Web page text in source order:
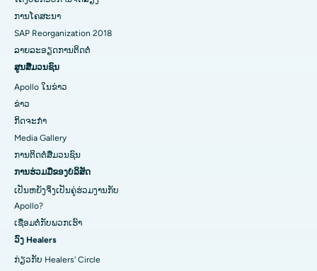
ການໂຄສະນາ
SAP Reorganization 2018
ລາຍລະອຽດການຕິດຕໍ່
ສູນສື່ມວນຊົນ
Apollo ໃນຂ່າວ
ຂ່າວ
ກິດຈະກໍາ
Media Gallery
ການ​ຕິດ​ຕໍ່​ສື່​ມວນ​ຊົນ​
ການຮ່ວມມືຂອງບໍລິສັດ
ເປັນຫຍັງຈິ່ງເປັນຄູ່ຮ່ວມງານກັບ
Apollo?
ເຊື່ອມຕໍ່ກັບພວກເຮົາ
ວົງ Healers
ກ່ຽວກັບ Healers' Circle